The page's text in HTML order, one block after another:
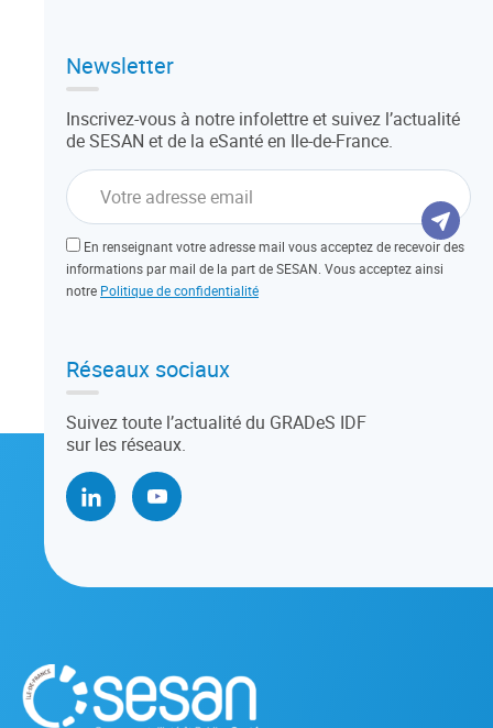
Newsletter
Inscrivez-vous à notre infolettre et suivez l’actualité
de SESAN et de la eSanté en Ile-de-France.
En renseignant votre adresse mail vous acceptez de recevoir des
informations par mail de la part de SESAN. Vous acceptez ainsi
notre Politique de confidentialité
Réseaux sociaux
Suivez toute l’actualité du GRADeS IDF
sur les réseaux.